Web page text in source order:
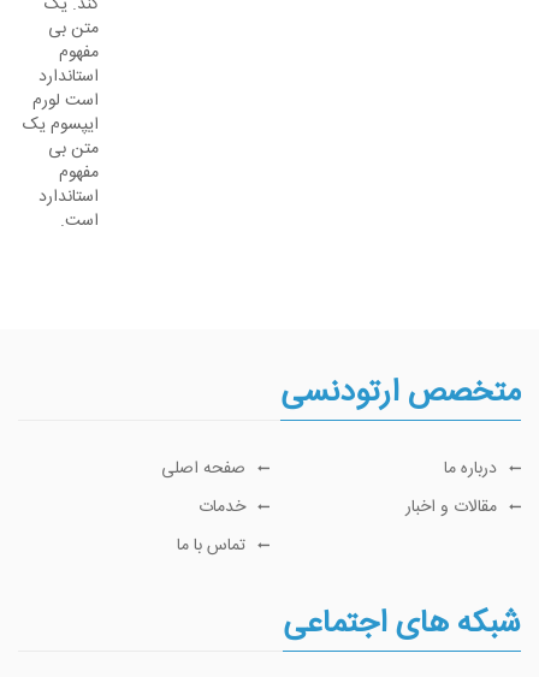
متن بی
مفهوم
استاندارد
است لورم
ایپسوم یک
متن بی
مفهوم
استاندارد
است.
متخصص ارتودنسی
صفحه اصلی
درباره ما
خدمات
مقالات و اخبار
تماس با ما
شبکه های اجتماعی